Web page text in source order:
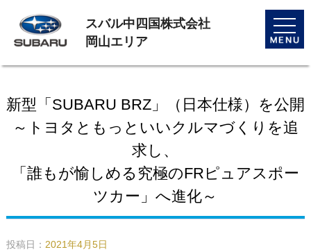
toggle
スバル中四国株式会社
岡山エリア
新型「SUBARU BRZ」（日本仕様）を公開
～トヨタともっといいクルマづくりを追
求し、
「誰もが愉しめる究極のFRピュアスポー
ツカー」へ進化～
投稿日： 2021年4月5日